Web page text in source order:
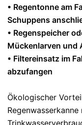
• Regentonne am
Schuppens
• Regenspeicher
Mückenlarven und
• Filtereinsatz im
abzufangen
Ökologischer